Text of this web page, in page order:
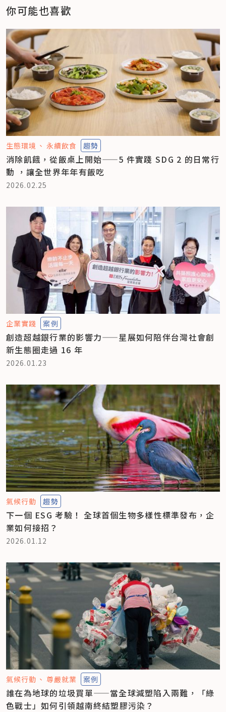
你可能也喜歡
生態環境 永續飲食 趨勢
消除飢餓，從飯桌上開始——5 件實踐 SDG 2 的日常行
動 ，讓全世界年年有飯吃
2026.02.25
企業實踐 案例
創造超越銀行業的影響力——星展如何陪伴台灣社會創
新生態圈走過 16 年
2026.01.23
氣候行動 趨勢
下一個 ESG 考驗！ 全球首個生物多樣性標準發布，企
業如何接招？
2026.01.12
氣候行動 尊嚴就業 案例
誰在為地球的垃圾買單——當全球減塑陷入兩難，「綠
色戰士」如何引領越南終結塑膠污染？